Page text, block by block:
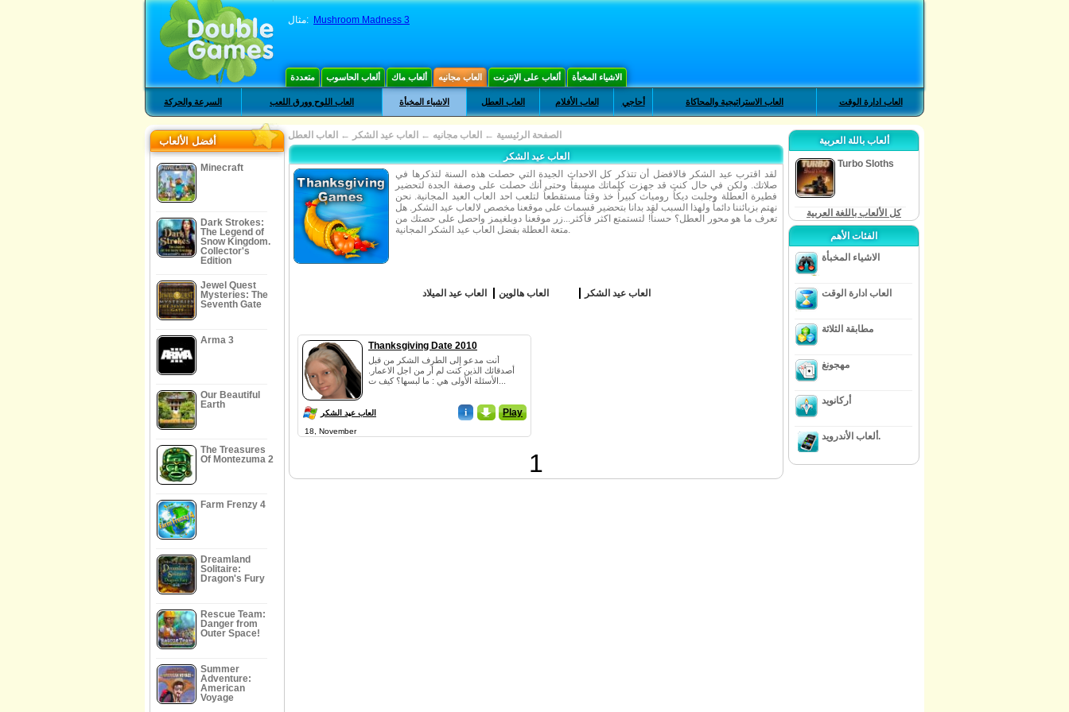
مثال: Mushroom Madness 3
متعددة ألعاب الحاسوب ألعاب ماك العاب مجانيه ألعاب على الإنترنت الاشياء المخبأة
السرعة والحركة العاب اللوح وورق اللعب الاشياء المخبأة العاب العطل العاب الأفلام أحاجي العاب الاستراتيجية والمحاكاة العاب ادارة الوقت
أفضل الألعاب
Minecraft
Dark Strokes:
The Legend of
Snow Kingdom.
Collector's
Edition
Jewel Quest
Mysteries: The
Seventh Gate
Arma 3
Our Beautiful
Earth
The Treasures
Of Montezuma 2
Farm Frenzy 4
Dreamland
Solitaire:
Dragon's Fury
Rescue Team:
Danger from
Outer Space!
Summer
Adventure:
American
Voyage
الصفحة الرئيسية ← العاب مجانيه ← العاب عيد الشكر ←
العاب العطل
العاب عيد الشكر
لقد اقترب عيد الشكر فالافضل أن تتذكر كل الاحداث الجيدة التي حصلت هذه السنة لتذكرها في
صلاتك. ولكن في حال كنت قد جهزت كلماتك مسبقاُ وحتى أنك حصلت على وصفة الجدة لتحضير
فطيرة العطلة وجلبت ديكاُ رومياث كبيراُ خذ وقتاُ مستقطعاُ لتلعب احد العاب العيد المجانية. نحن
نهتم بزبائننا دائماُ ولهذا السبب لقد بدانا بتحضير قسماث على موقعنا مخصص لالعاب عيد الشكر. هل
تعرف ما هو محور العطل؟ حسناُ! لتستمتع اكثر فأكثر...زر موقعنا دوبلغيمز واحصل على حصتك من
متعة العطلة بفضل العاب عيد الشكر المجانية.
العاب عيد الميلاد العاب هالوين العاب عيد الشكر
Thanksgiving Date 2010
أنت مدعو إلى الطرف الشكر من قبل
أصدقائك الذين كنت لم أر من اجل الاعمار.
العاب عيد الشكر i _ Play
18, November
1
ألعاب باللة العربية
Turbo Sloths
كل الألعاب باللغة العربية
الفئات الأهم
الاشياء المخبأة
العاب ادارة الوقت
مطابقة الثلاثة
مهجونغ
أركانويد
ألعاب الأندرويد.